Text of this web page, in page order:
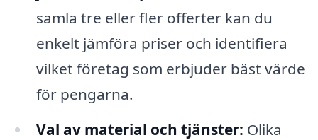
samla tre eller fler offerter kan du
enkelt jämföra priser och identifiera
vilket företag som erbjuder bäst värde
för pengarna.
Val av material och tjänster: Olika